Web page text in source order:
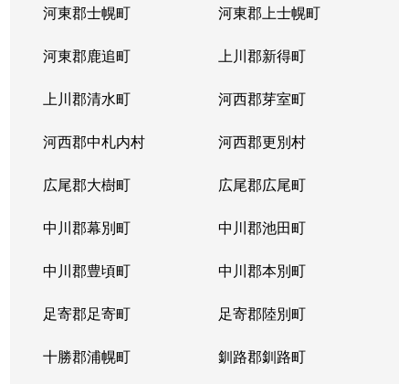
河東郡士幌町 河東郡上士幌町
河東郡鹿追町 上川郡新得町
上川郡清水町 河西郡芽室町
河西郡中札内村 河西郡更別村
広尾郡大樹町 広尾郡広尾町
中川郡幕別町 中川郡池田町
中川郡豊頃町 中川郡本別町
足寄郡足寄町 足寄郡陸別町
十勝郡浦幌町 釧路郡釧路町